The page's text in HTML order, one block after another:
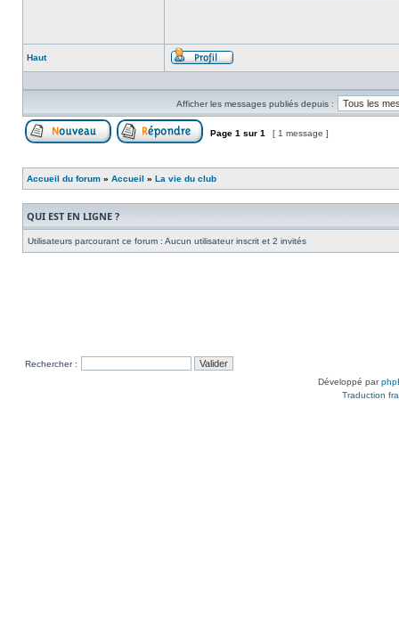
Haut
Profil
Afficher les messages publiés depuis :
Page 1 sur 1 [ 1 message ]
Accueil du forum » Accueil » La vie du club
QUI EST EN LIGNE ?
Utilisateurs parcourant ce forum : Aucun utilisateur inscrit et 2 invités
Rechercher :
Développé par
Traduction